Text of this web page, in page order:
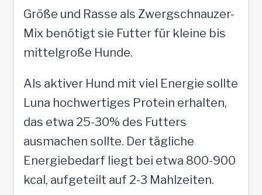
Größe und Rasse als Zwergschnauzer-
Mix benötigt sie Futter für kleine bis
mittelgroße Hunde.
Als aktiver Hund mit viel Energie sollte
Luna hochwertiges Protein erhalten,
das etwa 25-30% des Futters
ausmachen sollte. Der tägliche
Energiebedarf liegt bei etwa 800-900
kcal, aufgeteilt auf 2-3 Mahlzeiten.